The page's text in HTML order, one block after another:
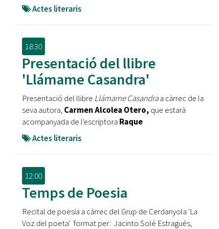
Actes literaris
18:30
Presentació del llibre
'Llámame Casandra'
Presentació del llibre Llámame Casandraa càrrec de la
seva autora, Carmen Alcolea Otero, que estarà
acompanyada de l'escriptora Raque
Actes literaris
12:00
Temps de Poesia
Recital de poesia a càrrec del Grup de Cerdanyola 'La
Voz del poeta' format per: Jacinto Solé Estragués,